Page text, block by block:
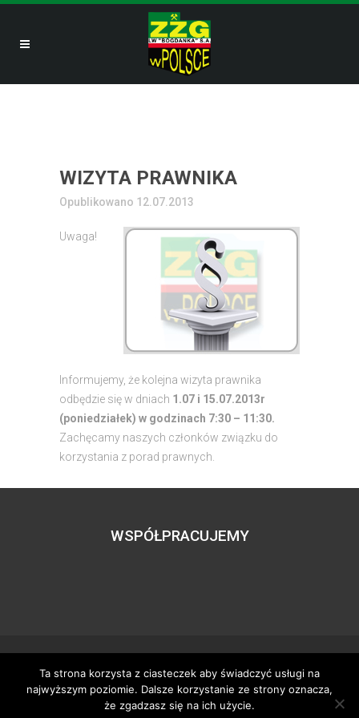
WIZYTA PRAWNIKA
Opublikowano 12.07.2013
Uwaga!
Informujemy, że kolejna wizyta prawnika
odbędzie się w dniach 1.07 i 15.07.2013r
(poniedziałek) w godzinach 7:30 – 11:30.
Zachęcamy naszych członków związku do
korzystania z porad prawnych.
WSPÓŁPRACUJEMY
Wszystkie prawa zastrzeżone – zzgbogdanka.pl
Dostosowanie:Tworzenie stron www– H5studio.pl
Ta strona korzysta z ciasteczek aby świadczyć usługi na
najwyższym poziomie. Dalsze korzystanie ze strony oznacza,
że zgadzasz się na ich użycie.